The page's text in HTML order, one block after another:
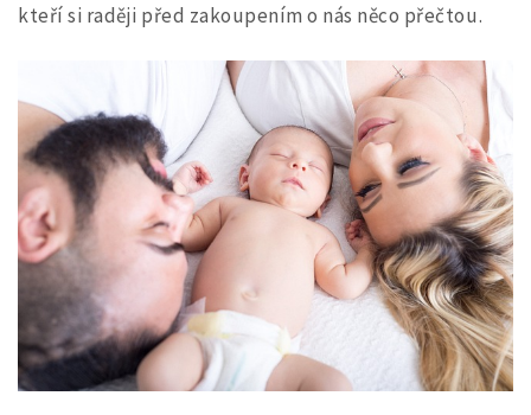
kteří si raději před zakoupením o nás něco přečtou.